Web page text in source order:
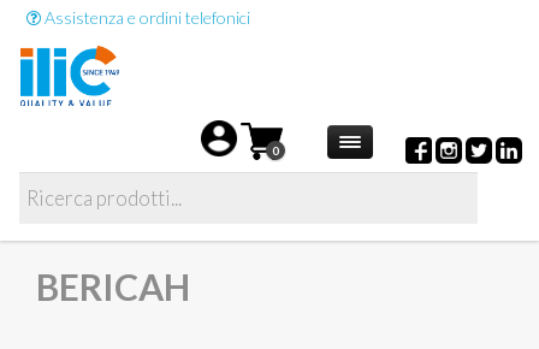
Assistenza e ordini telefonici
0
BERICAH